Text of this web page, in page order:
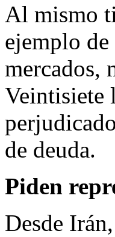
Al mismo
ejemplo
mercados,
Veintisiete
de deuda.
Piden
Desde